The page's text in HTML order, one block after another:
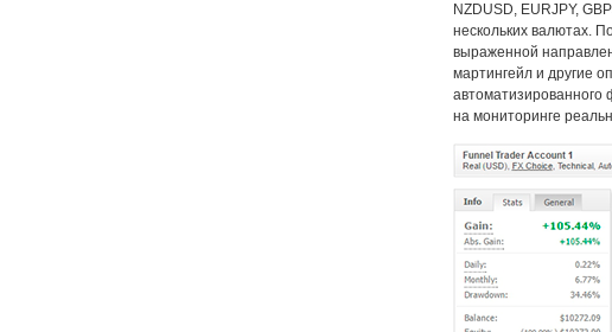
NZDUSD, EURJPY,
нескольких валютах.
выраженной
мартингейл и другие
автоматизированного
на мониторинге